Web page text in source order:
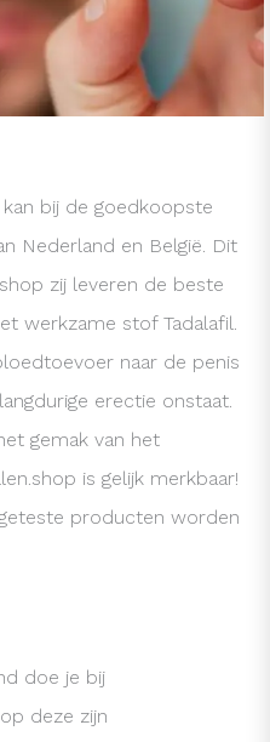
bij de goedkoopste
Nederland en België. Dit
zij leveren de beste
werkzame stof Tadalafil.
naar de penis
erectie onstaat.
gemak van het
is gelijk merkbaar!
producten worden
doe je bij
deze zijn